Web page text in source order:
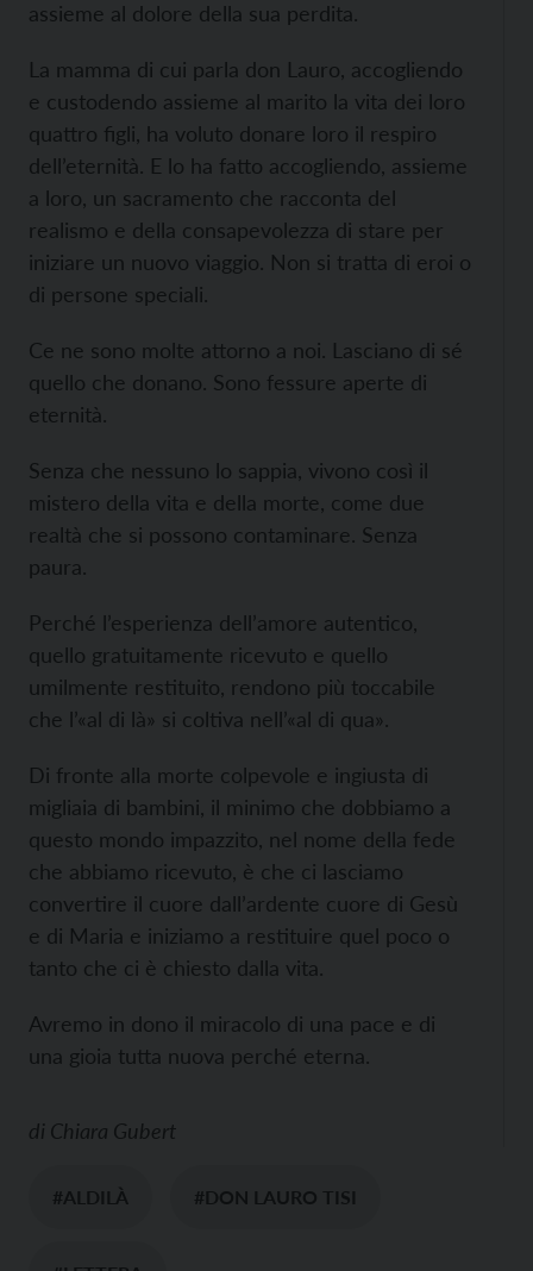
assieme al dolore della sua perdita.
La mamma di cui parla don Lauro, accogliendo
e custodendo assieme al marito la vita dei loro
quattro figli, ha voluto donare loro il respiro
dell’eternità. E lo ha fatto accogliendo, assieme
a loro, un sacramento che racconta del
realismo e della consapevolezza di stare per
iniziare un nuovo viaggio. Non si tratta di eroi o
di persone speciali.
Ce ne sono molte attorno a noi. Lasciano di sé
quello che donano. Sono fessure aperte di
eternità.
Senza che nessuno lo sappia, vivono così il
mistero della vita e della morte, come due
realtà che si possono contaminare. Senza
paura.
Perché l’esperienza dell’amore autentico,
quello gratuitamente ricevuto e quello
umilmente restituito, rendono più toccabile
che l’«al di là» si coltiva nell’«al di qua».
Di fronte alla morte colpevole e ingiusta di
migliaia di bambini, il minimo che dobbiamo a
questo mondo impazzito, nel nome della fede
che abbiamo ricevuto, è che ci lasciamo
convertire il cuore dall’ardente cuore di Gesù
e di Maria e iniziamo a restituire quel poco o
tanto che ci è chiesto dalla vita.
Avremo in dono il miracolo di una pace e di
una gioia tutta nuova perché eterna.
di Chiara Gubert
#ALDILÀ #DON LAURO TISI